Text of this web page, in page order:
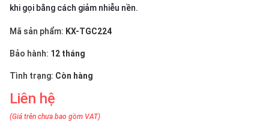
khi gọi bằng cách giảm nhiễu nền.
Mã sản phẩm: KX-TGC224
Bảo hành: 12 tháng
Tình trạng: Còn hàng
Liên hệ
(Giá trên chưa bao gồm VAT)
Giới
NGÔN
NGỮ
Tiếng
việt